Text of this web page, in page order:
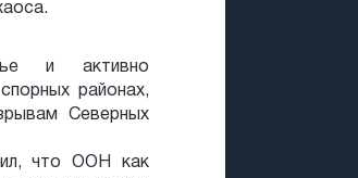
и активно
районах,
Северных
что ООН как